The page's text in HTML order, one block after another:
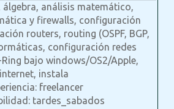
álgebra, análisis matemático,
y firewalls, configuración
routers, routing (OSPF, BGP,
configuración redes
bajo windows/OS2/Apple,
internet, instala
freelancer
tardes_sabados